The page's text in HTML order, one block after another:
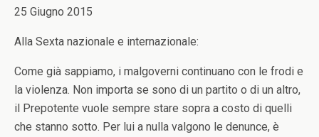
25 Giugno 2015
Alla Sexta nazionale e internazionale:
Come già sappiamo, i malgoverni continuano con le frodi e
la violenza. Non importa se sono di un partito o di un altro,
il Prepotente vuole sempre stare sopra a costo di quelli
che stanno sotto. Per lui a nulla valgono le denunce, è